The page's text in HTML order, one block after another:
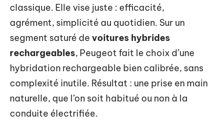
classique. Elle vise juste : efficacité,
agrément, simplicité au quotidien. Sur un
segment saturé de voitures hybrides
rechargeables, Peugeot fait le choix d’une
hybridation rechargeable bien calibrée, sans
complexité inutile. Résultat : une prise en main
naturelle, que l’on soit habitué ou non à la
conduite électrifiée.